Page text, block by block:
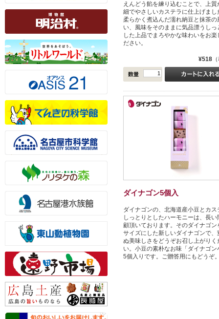
えんどう餡を練り込むことで、上質
細でやさしいカステラに仕上げまし
柔らかく煮込んだ濡れ納豆と抹茶の
い、風味をそのままに気品漂うしっ
した上品でまろやかな味わいをお楽
ださい。
¥518
ダイナゴン5個入
ダイナゴンの、北海道産小豆とカス
しっとりとしたハーモニーは、長い
顧頂いております。そのダイナゴン
サイズにした新しいダイナゴンで、
ぬ美味しさをどうぞお召し上がりく
い。小豆の素朴なお味「ダイナゴン
5個入りです。ご贈答用にもどうぞ